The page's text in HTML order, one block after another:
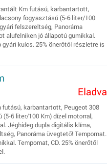
Km futású, karbantartott,
fogyasztású (5-6 liter/100
felszereltség, Panoráma
alufelniken jó állapotú gumikkal.
kulcs. 25% önerőtől részletre is
Eladva
karbantartott, Peugeot 308
6 liter/100 Km) dízel motorral,
Jéghideg dupla digitális klíma,
Panoráma üvegtető! Tempomat.
Tempomat, CD. 25% önerőtől